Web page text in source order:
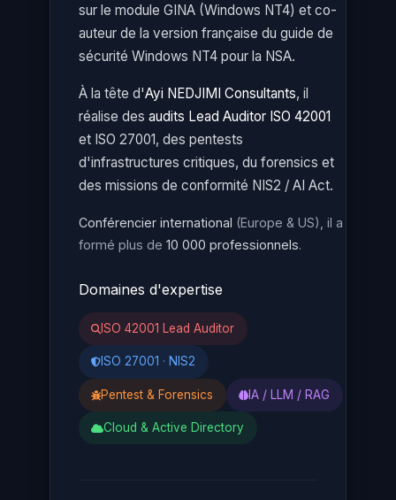
sur le module GINA (Windows NT4) et co-
auteur de la version française du guide de
sécurité Windows NT4 pour la NSA.
À la tête d'Ayi NEDJIMI Consultants, il
réalise des audits Lead Auditor ISO 42001
et ISO 27001, des pentests
d'infrastructures critiques, du forensics et
des missions de conformité NIS2 / AI Act.
Conférencier international (Europe & US), il a
formé plus de 10 000 professionnels.
Domaines d'expertise
ISO 42001 Lead Auditor
ISO 27001 · NIS2
Pentest & Forensics IA / LLM / RAG
Cloud & Active Directory